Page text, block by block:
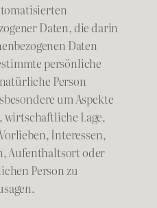
Daten, die darin
Daten
persönliche
Person
um Aspekte
Lage,
Interessen,
Aufenthaltsort oder
Person zu